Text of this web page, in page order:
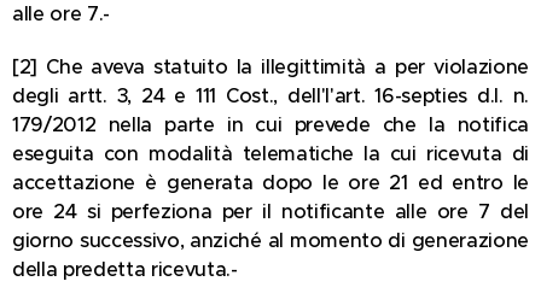
alle ore 7.-
[2] Che aveva statuito la illegittimità a per violazione
degli artt. 3, 24 e 111 Cost., dell'l'art. 16-septies d.l. n.
179/2012 nella parte in cui prevede che la notifica
eseguita con modalità telematiche la cui ricevuta di
accettazione è generata dopo le ore 21 ed entro le
ore 24 si perfeziona per il notificante alle ore 7 del
giorno successivo, anziché al momento di generazione
della predetta ricevuta.-